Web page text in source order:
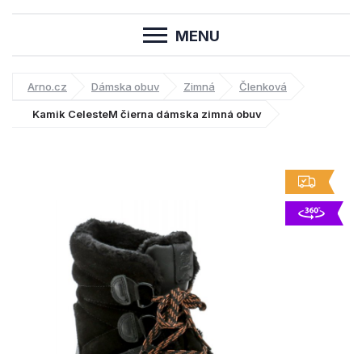
MENU
Arno.cz Dámska obuv Zimná Členková
Kamik CelesteM čierna dámska zimná obuv